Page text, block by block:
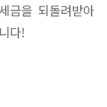
금을 되돌려받아
다!